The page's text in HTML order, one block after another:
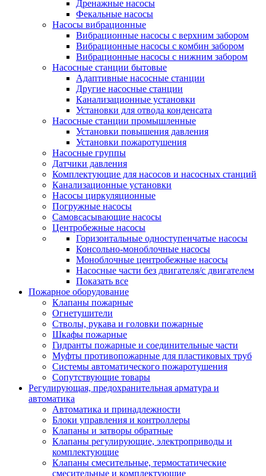
Дренажные насосы
Фекальные насосы
Насосы вибрационные
Вибрационные насосы с верхним забором
Вибрационные насосы с комбин забором
Вибрационные насосы с нижним забором
Насосные станции бытовые
Адаптивные насосные станции
Другие насосные станции
Канализационные установки
Установки для отвода конденсата
Насосные станции промышленные
Установки повышения давления
Установки пожаротушения
Насосные группы
Датчики давления
Комплектующие для насосов и насосных станций
Канализационные установки
Насосы циркуляционные
Погружные насосы
Самовсасывающие насосы
Центробежные насосы
Горизонтальные одноступенчатые насосы
Консольно-моноблочные насосы
Моноблочные центробежные насосы
Насосные части без двигателя/с двигателем
Показать все
Пожарное оборудование
Клапаны пожарные
Огнетушители
Стволы, рукава и головки пожарные
Шкафы пожарные
Гидранты пожарные и соединительные части
Муфты противопожарные для пластиковых труб
Системы автоматического пожаротушения
Сопутствующие товары
Регулирующая, предохранительная арматура и
автоматика
Автоматика и принадлежности
Блоки управления и контроллеры
Клапаны и затворы обратные
Клапаны регулирующие, электроприводы и
комплектующие
Клапаны смесительные, термостатические
смесительные и комплектующие